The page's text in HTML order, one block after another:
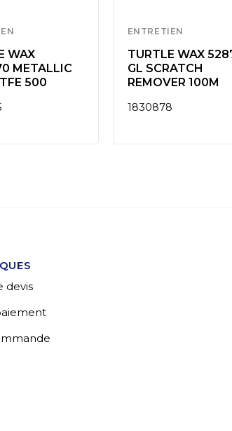
WAX
METALLIC
500
ENTRETIEN
TURTLE WAX
GL SCRATCH
REMOVER 100M
1830878
devis